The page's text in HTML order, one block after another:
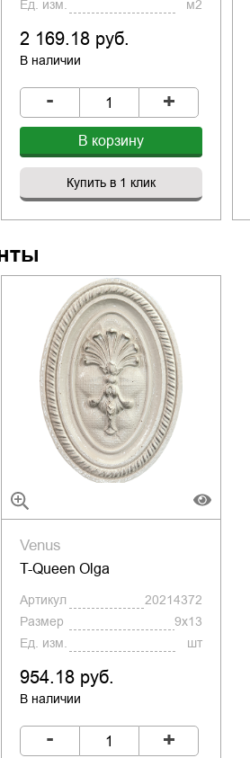
Ед. изм.
м2
2 169.18 руб.
В наличии
- +
В корзину
Купить в 1 клик
Venus
T-Queen Olga
Артикул
20214372
Размер
9x13
Ед. изм.
шт
954.18 руб.
В наличии
- +